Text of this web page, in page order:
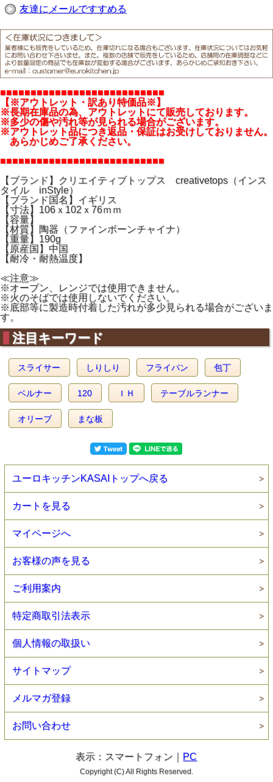
友達にメールですすめる
■■■■■■■■■■■■■■■■■■■■■■■■■■■
【※アウトレット・訳あり特価品※】
※長期在庫品の為、アウトレットにて販売しております。
※多少の傷や汚れ等が見られる場合がございます。
※アウトレット品につき返品・保証はお受けしておりません。
あらかじめご了承ください。
■■■■■■■■■■■■■■■■■■■■■■■■■■■
【ブランド】クリエイティブトップス creativetops（インス
タイル inStyle）
【ブランド国名】イギリス
【寸法】106ｘ102ｘ76ｍｍ
【容量】
【材質】陶器（ファインボーンチャイナ）
【重量】190g
【原産国】中国
【耐冷・耐熱温度】
≪注意≫
※オーブン、レンジでは使用できません。
※火のそばでは使用しないでください。
※底部等に製造時付着した汚れが多少見られる場合がございま
す。
注目キーワード
スライサー しりしり フライパン 包丁
ベルナー 120 ＩＨ テーブルランナー
オリーブ まな板
ユーロキッチンKASAIトップへ戻る
カートを見る
マイページへ
お客様の声を見る
ご利用案内
特定商取引法表示
個人情報の取扱い
サイトマップ
メルマガ登録
お問い合わせ
表示：スマートフォン｜ PC
Copyright (C) All Rights Reserved.